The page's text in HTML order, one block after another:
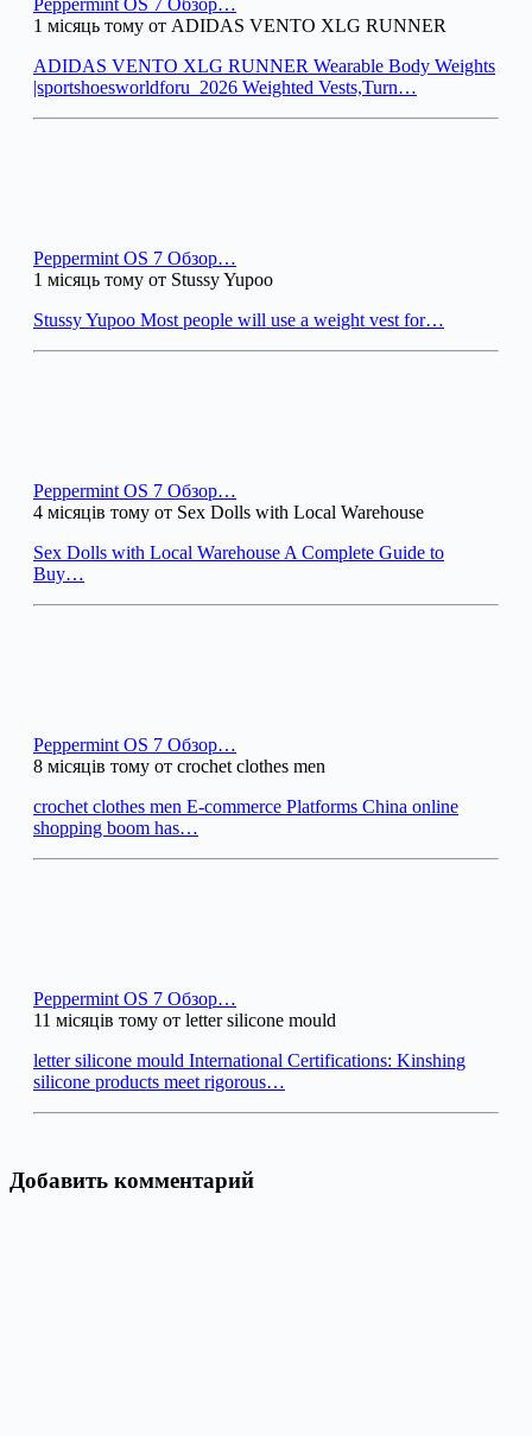
Peppermint OS 7 Обзор…
1 місяць тому от ADIDAS VENTO XLG RUNNER
ADIDAS VENTO XLG RUNNER Wearable Body Weights
|sportshoesworldforu_2026 Weighted Vests,Turn…
Peppermint OS 7 Обзор…
1 місяць тому от Stussy Yupoo
Stussy Yupoo Most people will use a weight vest for…
Peppermint OS 7 Обзор…
4 місяців тому от Sex Dolls with Local Warehouse
Sex Dolls with Local Warehouse A Complete Guide to
Buy…
Peppermint OS 7 Обзор…
8 місяців тому от crochet clothes men
crochet clothes men E-commerce Platforms China online
shopping boom has…
Peppermint OS 7 Обзор…
11 місяців тому от letter silicone mould
letter silicone mould International Certifications: Kinshing
silicone products meet rigorous…
Добавить комментарий